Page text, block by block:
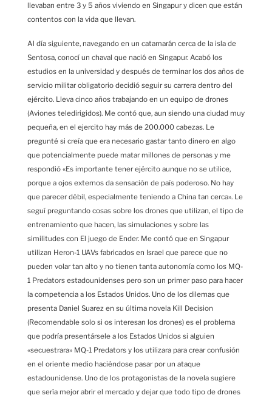
llevaban entre 3 y 5 años viviendo en Singapur y dicen que están
contentos con la vida que llevan.
Al día siguiente, navegando en un catamarán cerca de la isla de
Sentosa, conocí un chaval que nació en Singapur. Acabó los
estudios en la universidad y después de terminar los dos años de
servicio militar obligatorio decidió seguir su carrera dentro del
ejército. Lleva cinco años trabajando en un equipo de drones
(Aviones teledirigidos). Me contó que, aun siendo una ciudad muy
pequeña, en el ejercito hay más de 200.000 cabezas. Le
pregunté si creía que era necesario gastar tanto dinero en algo
que potencialmente puede matar millones de personas y me
respondió «Es importante tener ejército aunque no se utilice,
porque a ojos externos da sensación de país poderoso. No hay
que parecer débil, especialmente teniendo a China tan cerca». Le
seguí preguntando cosas sobre los drones que utilizan, el tipo de
entrenamiento que hacen, las simulaciones y sobre las
similitudes con El juego de Ender. Me contó que en Singapur
utilizan Heron-1 UAVs fabricados en Israel que parece que no
pueden volar tan alto y no tienen tanta autonomía como los MQ-
1 Predators estadounidenses pero son un primer paso para hacer
la competencia a los Estados Unidos. Uno de los dilemas que
presenta Daniel Suarez en su última novela Kill Decision
(Recomendable solo si os interesan los drones) es el problema
que podría presentársele a los Estados Unidos si alguien
«secuestrara» MQ-1 Predators y los utilizara para crear confusión
en el oriente medio haciéndose pasar por un ataque
estadounidense. Uno de los protagonistas de la novela sugiere
que sería mejor abrir el mercado y dejar que todo tipo de drones